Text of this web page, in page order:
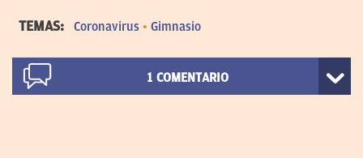
TEMAS: Coronavirus Gimnasio
1 COMENTARIO